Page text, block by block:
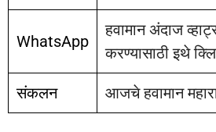
WhatsApp
हवामान अंदाज
करण्यासाठी इथे
संकलन आजचे हवामान